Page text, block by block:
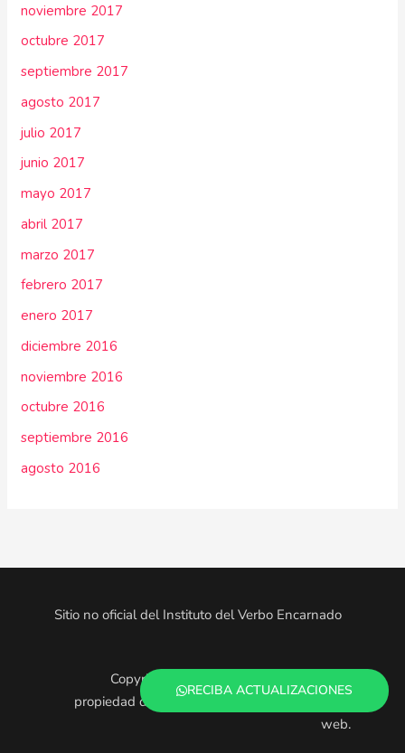
noviembre 2017
octubre 2017
septiembre 2017
agosto 2017
julio 2017
junio 2017
mayo 2017
abril 2017
marzo 2017
febrero 2017
enero 2017
diciembre 2016
noviembre 2016
octubre 2016
septiembre 2016
agosto 2016
RECIBA ACTUALIZACIONES
Sitio no oficial del Instituto del Verbo Encarnado
Copyright © 2025. Todo el contenido es
propiedad de los administradores de este sitio
web.